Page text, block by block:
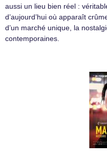
aussi un lieu bien réel :
d’aujourd’hui où apparaît
d’un marché unique, la
contemporaines.